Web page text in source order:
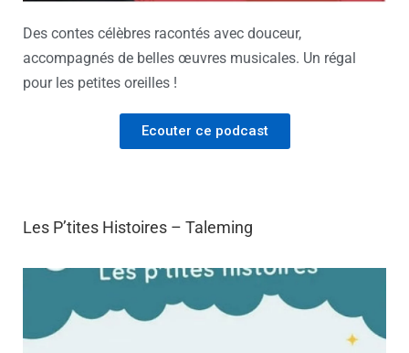
Des contes célèbres racontés avec douceur,
accompagnés de belles œuvres musicales. Un régal
pour les petites oreilles !
Ecouter ce podcast
Les P’tites Histoires – Taleming